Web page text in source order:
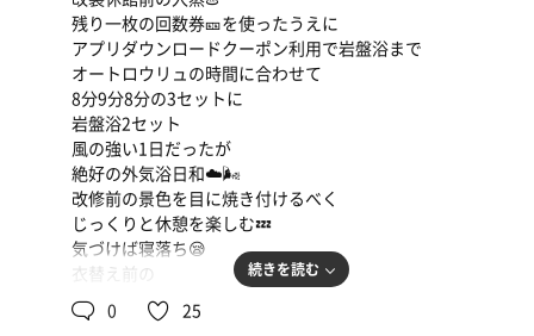
黄金ニラ玊あんかけ
矢巾の新店。食べやすくて美味しい。でも再訪する程
個人的に変わらないで欲しいところ
・壺湯、寝湯、不感泉→盛岡に他に(多分)ない
・浴室の炭酸泉効能の看板(スパメッツァ系列だから残し
てくれるかな？炭酸泉入りながらあれを見るのが好きなん
だよ)
変わって欲しいところ
・脱衣所はもっと涼しくしてほしい！(ちょっとぬる
い、、
だけ
残り一枚の回数券🎫を使ったうえに
アプリダウンロードクーポン利用で岩盤浴まで
オートロウリュの時間に合わせて
8分9分8分の3セットに
岩盤浴2セット
風の強い1日だったが
絶好の外気浴日和☁️🌬️
改修前の景色を目に焼き付けるべく
じっくりと休憩を楽しむ💤
気づけば寝落ち😪
衣替え前の
まだ熱気をまとっていない風が
気持ち良く体を乾かしてゆく😌
続きを読む
0 25